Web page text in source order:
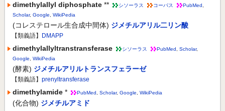
dimethylallyl diphosphate ** シソーラス コーパス PubMed
Scholar, Google WikiPedia
(コレステロール生合成中間体) ジメチルアリル二リン酸
【類義語】 DMAPP
dimethylallyltranstransferase シソーラス PubMed Scholar,
Google
WikiPedia
(酵素) ジメチルアリルトランスフェラーゼ
【類義語】 prenyltransferase
dimethylamide * PubMed Scholar, Google WikiPedia
(化合物) ジメチルアミド